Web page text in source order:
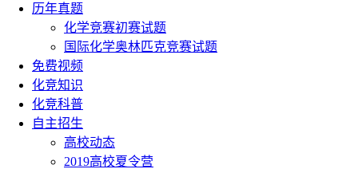
历年真题
化学竞赛初赛试题
国际化学奥林匹克竞赛试题
免费视频
化竞知识
化竞科普
自主招生
高校动态
2019高校夏令营